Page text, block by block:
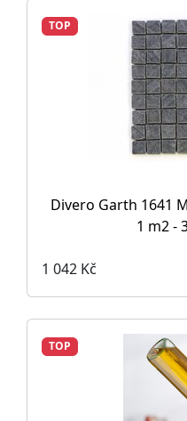
TOP
Divero Garth 1641
1 m2 -
1 042 Kč
TOP